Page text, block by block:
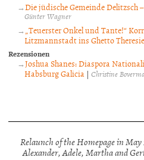
Die jüdische Gemeinde Delitzsch
Günter Wagner
„Teuerster Onkel und Tante!“
Litzmannstadt ins Ghetto
Rezensionen
Joshua Shanes: Diaspora
Habsburg Galicia | Christine
Relaunch of the Homepage in
Alexander, Adele, Martha and